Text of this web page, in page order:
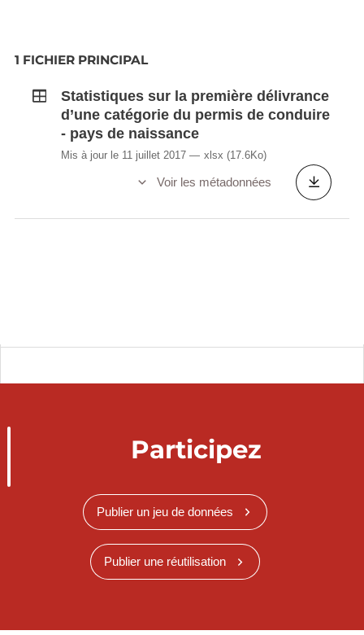
1 FICHIER PRINCIPAL
Statistiques sur la première délivrance
d’une catégorie du permis de conduire
- pays de naissance
Mis à jour le 11 juillet 2017 xlsx (17.6Ko)
Voir les métadonnées
Participez
Publier un jeu de données
Publier une réutilisation